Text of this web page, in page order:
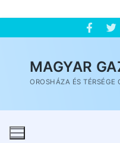
MAGYAR
OROSHÁZA ÉS TÉRSÉGE